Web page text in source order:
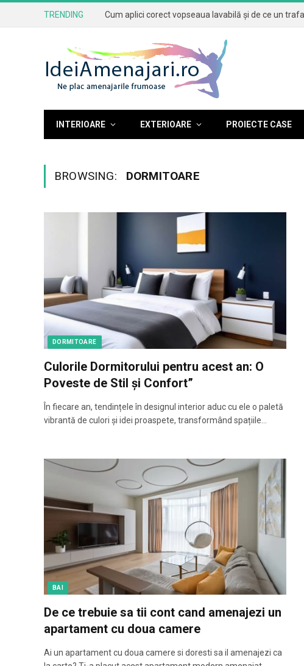
TRENDING
INTERIOARE EXTERIOARE PROIECTE CASE
BROWSING: DORMITOARE
DORMITOARE
Culorile Dormitorului pentru acest an: O
Poveste de Stil și Confort”
În fiecare an, tendințele în designul interior aduc cu ele o paletă
vibrantă de culori și idei proaspete, transformând spațiile…
BAI
De ce trebuie sa tii cont cand amenajezi un
apartament cu doua camere
Ai un apartament cu doua camere si doresti sa il amenajezi ca